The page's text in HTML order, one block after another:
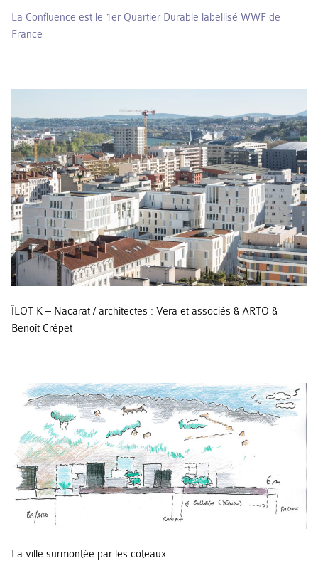
La Confluence est le 1er Quartier Durable labellisé WWF de
France
ÎLOT K – Nacarat / architectes : Vera et associés & ARTO &
Benoît Crépet
La ville surmontée par les coteaux